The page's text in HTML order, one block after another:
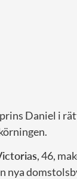
Daniel i
, 46,
nya